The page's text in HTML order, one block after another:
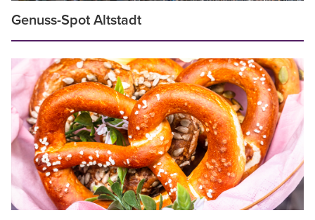
Genuss-Spot Altstadt